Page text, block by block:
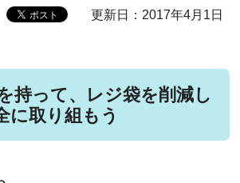
更新日：2017年4月1日
持って、レジ袋を削減し
に取り組もう